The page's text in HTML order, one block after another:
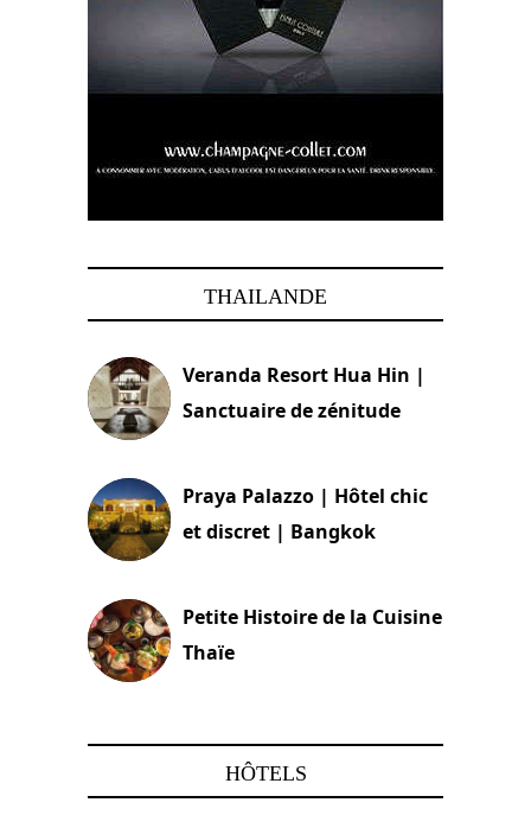
THAILANDE
Veranda Resort Hua Hin |
Sanctuaire de zénitude
Praya Palazzo | Hôtel chic
et discret | Bangkok
Petite Histoire de la Cuisine
Thaïe
HÔTELS